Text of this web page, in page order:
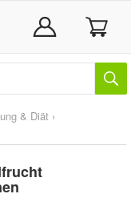
& Diät ›